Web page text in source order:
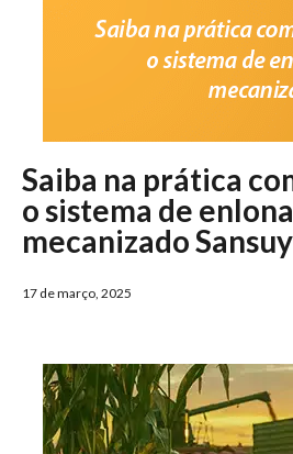
Saiba na prática
o sistema de
mecanizado Sansuy
17 de março, 2025